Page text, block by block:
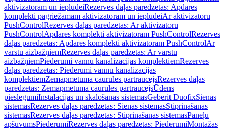
aktivizatoram un ieplūdeiRezerves daļas paredzētas: Apdares
komplekti pagriežamam aktivizatoram un ieplūdeiAr aktivizatoru
PushControlRezerves daļas paredzētas: Ar aktivizatoru
PushControlApdares komplekti aktivizatoram PushControlRezerves
daļas paredzētas: Apdares komplekti aktivizatoram PushControlAr
vārstu aizbāžņiemRezerves daļas paredzētas: Ar vārstu
aizbāžņiemPiederumi vannu kanalizācijas komplektiemRezerves
daļas paredzētas: Piederumi vannu kanalizācijas
komplektiemZemapmetuma caurules pārtraucējsRezerves daļas
paredzētas: Zemapmetuma caurules pārtraucējsŪdens
pieslēgumiInstalācijas un skalošanas sistēmasGeberit DuofixSienas
sistēmasRezerves daļas paredzētas: Sienas sistēmasStiprināšanas
sistēmasRezerves daļas paredzētas: Stiprināšanas sistēmasPaneļu
apšuvumsPiederumiRezerves daļas paredzētas: PiederumiMontāžas